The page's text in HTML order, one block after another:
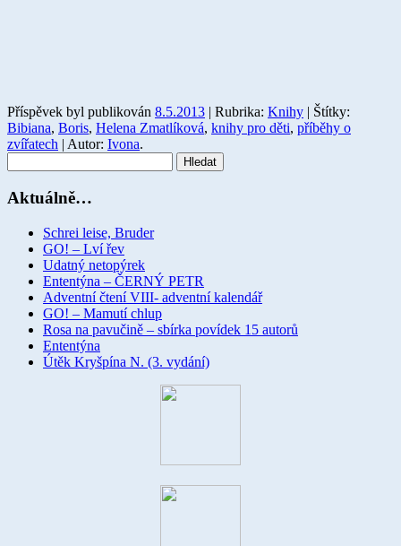
Příspěvek byl publikován 8.5.2013 | Rubrika: Knihy | Štítky:
Bibiana, Boris, Helena Zmatlíková, knihy pro děti, příběhy o
zvířatech | Autor: Ivona.
Aktuálně…
Schrei leise, Bruder
GO! – Lví řev
Udatný netopýrek
Ententýna – ČERNÝ PETR
Adventní čtení VIII- adventní kalendář
GO! – Mamutí chlup
Rosa na pavučině – sbírka povídek 15 autorů
Ententýna
Útěk Kryšpína N. (3. vydání)